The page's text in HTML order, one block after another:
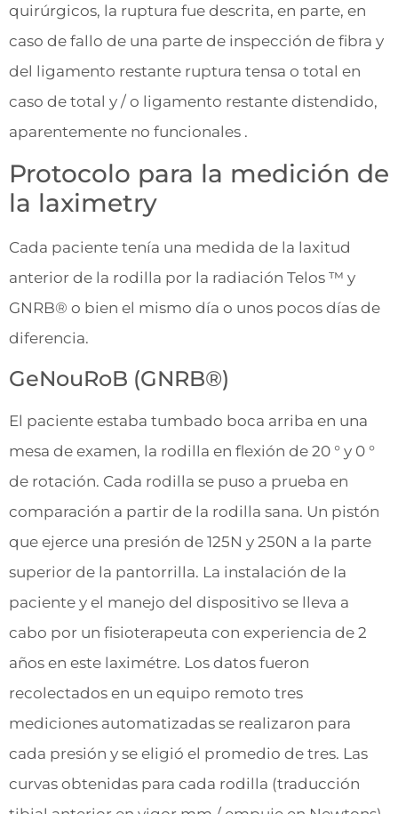
quirúrgicos, la ruptura fue descrita, en parte, en
caso de fallo de una parte de inspección de fibra y
del ligamento restante ruptura tensa o total en
caso de total y / o ligamento restante distendido,
aparentemente no funcionales .
Protocolo para la medición de
la laximetry
Cada paciente tenía una medida de la laxitud
anterior de la rodilla por la radiación Telos ™ y
GNRB® o bien el mismo día o unos pocos días de
diferencia.
GeNouRoB (GNRB®)
El paciente estaba tumbado boca arriba en una
mesa de examen, la rodilla en flexión de 20 ° y 0 °
de rotación. Cada rodilla se puso a prueba en
comparación a partir de la rodilla sana. Un pistón
que ejerce una presión de 125N y 250N a la parte
superior de la pantorrilla. La instalación de la
paciente y el manejo del dispositivo se lleva a
cabo por un fisioterapeuta con experiencia de 2
años en este laximétre. Los datos fueron
recolectados en un equipo remoto tres
mediciones automatizadas se realizaron para
cada presión y se eligió el promedio de tres. Las
curvas obtenidas para cada rodilla (traducción